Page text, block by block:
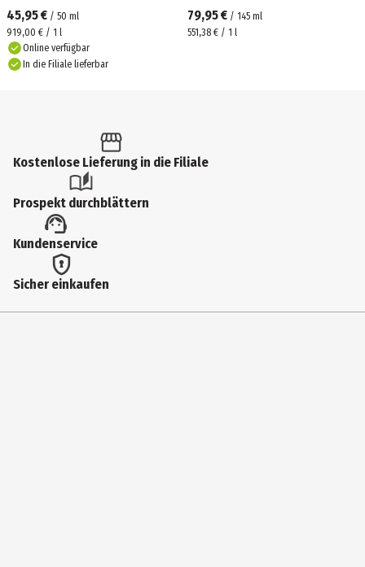
45,95 € / 50 ml
919,00 € / 1 l
Online verfügbar
In die Filiale lieferbar
79,95 € / 145 ml
551,38 € / 1 l
Kostenlose Lieferung in die Filiale
Prospekt durchblättern
Kundenservice
Sicher einkaufen